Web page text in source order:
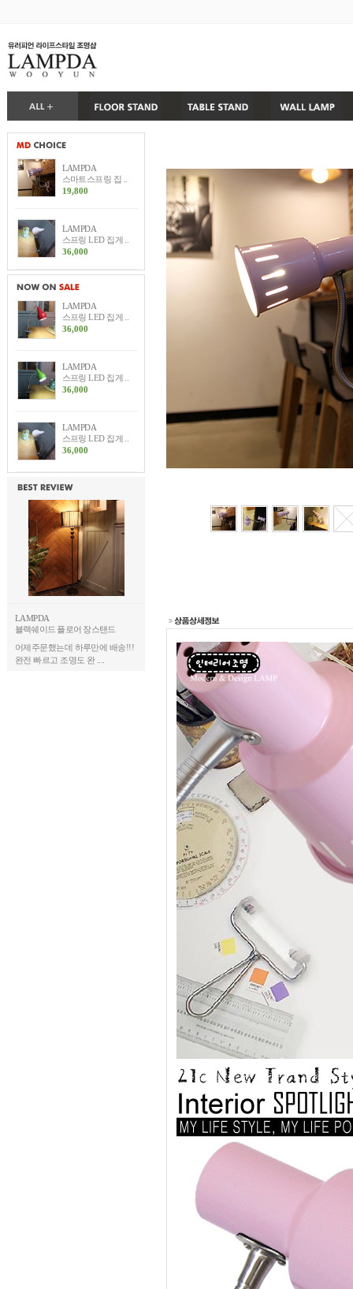
LAMPDA
스마트스프링 집 ..
19,800
LAMPDA
스프링 LED 집게 ..
36,000
LAMPDA
스프링 LED 집게 ..
36,000
LAMPDA
스프링 LED 집게 ..
36,000
LAMPDA
스프링 LED 집게 ..
36,000
LAMPDA
블랙쉐이드 플로어 장스탠드
어제주문했는데 하루만에 배송!!!
완전 빠르고 조명도 완 ....